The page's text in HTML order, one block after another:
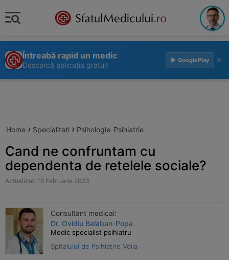
Întreabă rapid un medic
Descarcă aplicația gratuit
▶ GooglePlay ×
Home › Specialitati › Psihologie-Psihiatrie
Cand ne confruntam cu
dependenta de retelele sociale?
Actualizat: 16 Februarie 2023
Consultant medical:
Dr. Ovidiu Balaban-Popa
Medic specialist psihiatru
Spitalului de Psihiatrie Voila